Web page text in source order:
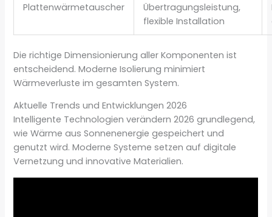
Plattenwärmetauscher
Übertragungsleistung,
flexible Installation
Die richtige Dimensionierung aller Komponenten ist
entscheidend. Moderne Isolierung minimiert
Wärmeverluste im gesamten System.
Aktuelle Trends und Entwicklungen 2026
Intelligente Technologien verändern 2026 grundlegend,
wie Wärme aus Sonnenenergie gespeichert und
genutzt wird. Moderne Systeme setzen auf digitale
Vernetzung und innovative Materialien.